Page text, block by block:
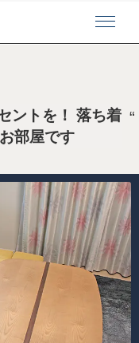
ントを！ 落ち着
部屋です